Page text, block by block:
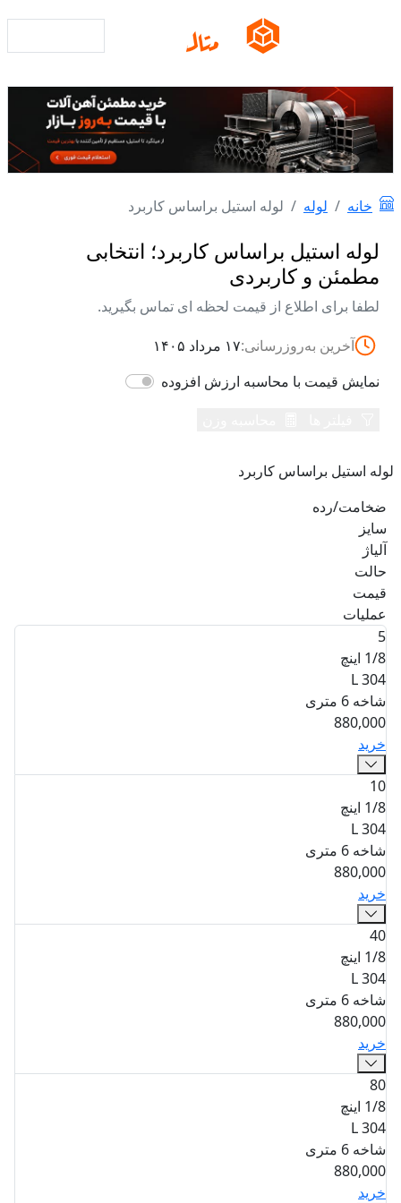
خانه لوله لوله استیل براساس کاربرد
لوله استیل براساس کاربرد؛ انتخابی
مطمئن و کاربردی
لطفا برای اطلاع از قیمت لحظه ای تماس بگیرید.
آخرین به‌روزرسانی:۱۷ مرداد ۱۴۰۵
نمایش قیمت با محاسبه ارزش افزوده
لوله استیل براساس کاربرد
ضخامت/رده
سایز
آلیاژ
حالت
قیمت
عملیات
5
1/8 اینچ
304 L
شاخه 6 متری
880,000
خرید
10
1/8 اینچ
304 L
شاخه 6 متری
880,000
خرید
40
1/8 اینچ
304 L
شاخه 6 متری
880,000
خرید
80
1/8 اینچ
304 L
شاخه 6 متری
880,000
خرید